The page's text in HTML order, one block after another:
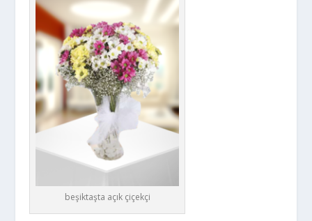
beşiktaşta açık çiçekçi